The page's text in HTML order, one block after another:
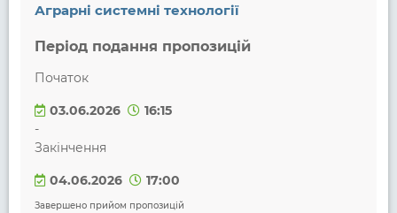
Аграрні системні технології
Період подання пропозицій
Початок
03.06.2026
16:15
-
Закінчення
04.06.2026 17:00
Завершено прийом пропозицій